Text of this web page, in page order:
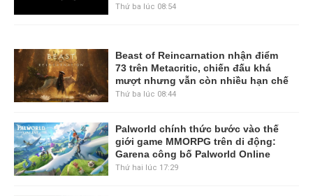
Thứ ba lúc 08:54
Beast of Reincarnation nhận điểm
73 trên Metacritic, chiến đấu khá
mượt nhưng vẫn còn nhiều hạn chế
Thứ ba lúc 08:44
Palworld chính thức bước vào thế
giới game MMORPG trên di động:
Garena công bố Palworld Online
Thứ hai lúc 17:29